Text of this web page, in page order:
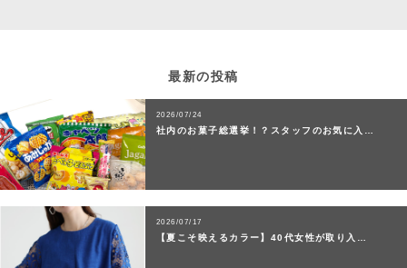
最新の投稿
2026/07/24
社内のお菓子総選挙！？スタッフのお気に入…
2026/07/17
【夏こそ映えるカラー】40代女性が取り入…